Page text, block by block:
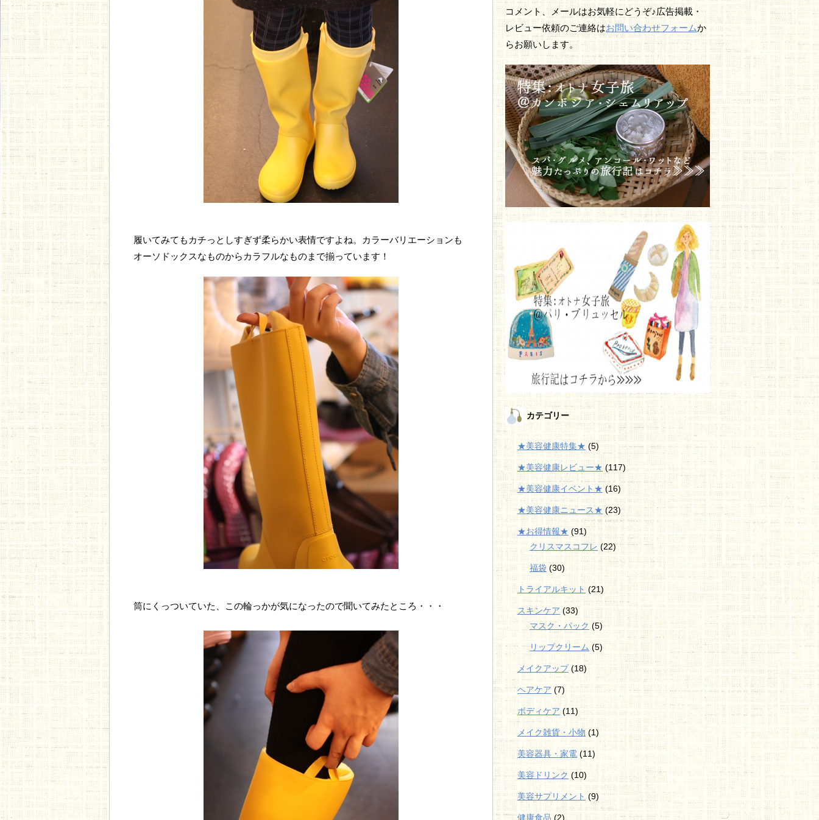
履いてみてもカチっとしすぎず柔らかい表情ですよね。カラーバリエーションも
オーソドックスなものからカラフルなものまで揃っています！
筒にくっついていた、この輪っかが気になったので聞いてみたところ・・・
コメント、メールはお気軽にどうぞ♪広告掲載・
レビュー依頼のご連絡はお問い合わせフォームか
らお願いします。
カテゴリー
★美容健康特集★ (5)
★美容健康レビュー★ (117)
★美容健康イベント★ (16)
★美容健康ニュース★ (23)
★お得情報★ (91)
クリスマスコフレ(22)
福袋 (30)
トライアルキット (21)
スキンケア (33)
マスク・パック (5)
リップクリーム (5)
メイクアップ(18)
ヘアケア (7)
ボディケア (11)
メイク雑貨・小物 (1)
美容器具・家電 (11)
美容ドリンク (10)
美容サプリメント (9)
健康食品 (2)